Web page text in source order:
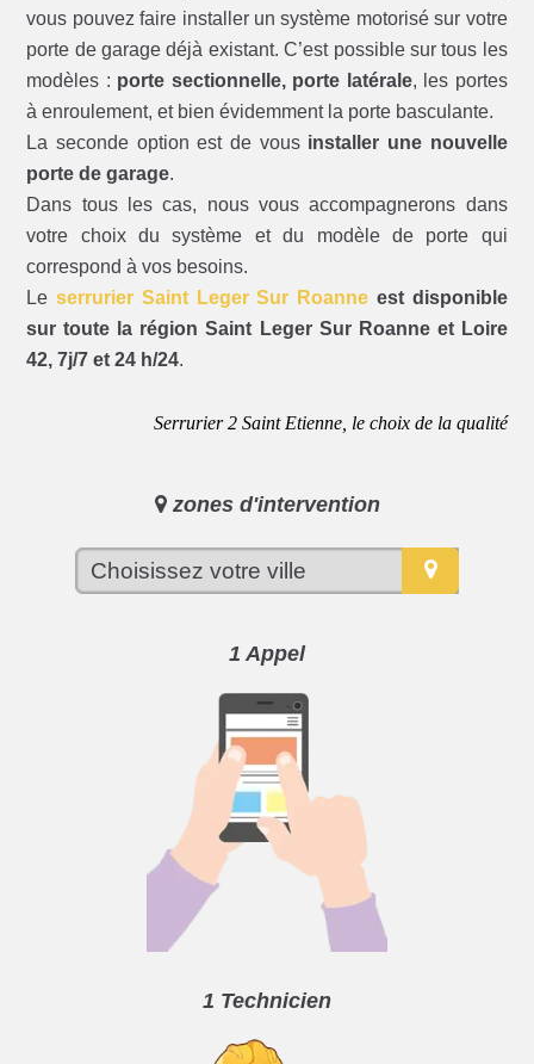
vous pouvez faire installer un système motorisé sur votre
porte de garage déjà existant. C’est possible sur tous les
modèles : porte sectionnelle, porte latérale, les portes
à enroulement, et bien évidemment la porte basculante.
La seconde option est de vous installer une nouvelle
porte de garage.
Dans tous les cas, nous vous accompagnerons dans
votre choix du système et du modèle de porte qui
correspond à vos besoins.
Leserrurier Saint Leger Sur Roanne est disponible
sur toute la région Saint Leger Sur Roanne et Loire
42, 7j/7 et 24 h/24.
Serrurier 2 Saint Etienne, le choix de la qualité
zones d'intervention
1 Appel
1 Technicien